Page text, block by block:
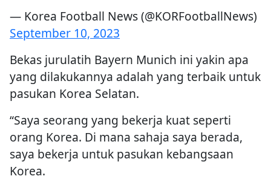
— Korea Football News (@KORFootballNews)
September 10, 2023
Bekas jurulatih Bayern Munich ini yakin apa
yang dilakukannya adalah yang terbaik untuk
pasukan Korea Selatan.
“Saya seorang yang bekerja kuat seperti
orang Korea. Di mana sahaja saya berada,
saya bekerja untuk pasukan kebangsaan
Korea.